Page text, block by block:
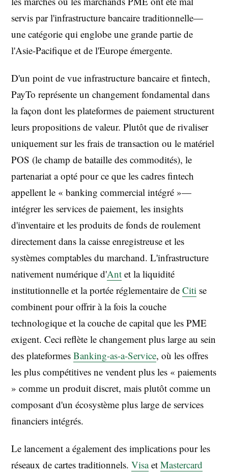
servis par l'infrastructure bancaire traditionnelle—
une catégorie qui englobe une grande partie de
l'Asie-Pacifique et de l'Europe émergente.
D'un point de vue infrastructure bancaire et fintech,
PayTo représente un changement fondamental dans
la façon dont les plateformes de paiement structurent
leurs propositions de valeur. Plutôt que de rivaliser
uniquement sur les frais de transaction ou le matériel
POS (le champ de bataille des commodités), le
partenariat a opté pour ce que les cadres fintech
appellent le « banking commercial intégré »—
intégrer les services de paiement, les insights
d'inventaire et les produits de fonds de roulement
directement dans la caisse enregistreuse et les
systèmes comptables du marchand. L'infrastructure
nativement numérique d'Ant et la liquidité
institutionnelle et la portée réglementaire de Citi se
combinent pour offrir à la fois la couche
technologique et la couche de capital que les PME
exigent. Ceci reflète le changement plus large au sein
des plateformes Banking-as-a-Service, où les offres
les plus compétitives ne vendent plus les « paiements
» comme un produit discret, mais plutôt comme un
composant d'un écosystème plus large de services
financiers intégrés.
Le lancement a également des implications pour les
réseaux de cartes traditionnels. Visaet Mastercard